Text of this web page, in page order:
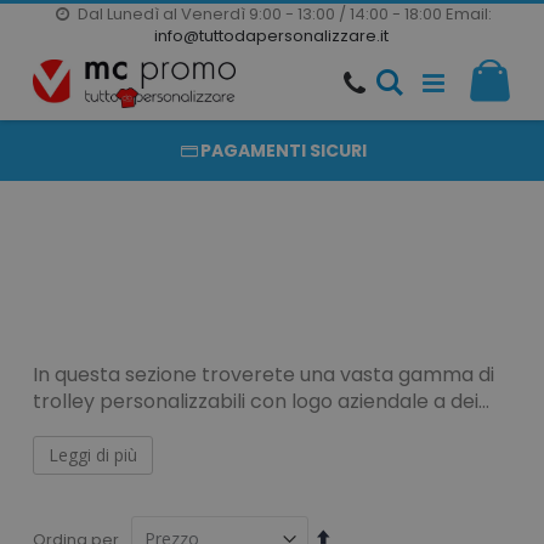
Dal Lunedì al Venerdì 9:00 - 13:00 / 14:00 - 18:00 Email:
info@tuttodapersonalizzare.it
Salta
al
contenuto
20000 PRODOTTI
PRODOTTI COMPLETAMENTE PERSONALIZZABILI
PAGAMENTI SICURI
In questa sezione troverete una vasta gamma di
trolley personalizzabili con logo aziendale a dei
qualità e al design.
Trolley personalizzabili
Leggi di più